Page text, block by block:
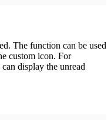
The function can be used
custom icon. For
display the unread